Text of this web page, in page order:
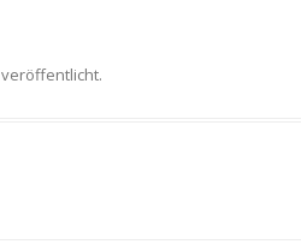
veröffentlicht.